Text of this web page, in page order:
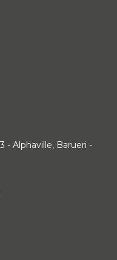
- Alphaville, Barueri -